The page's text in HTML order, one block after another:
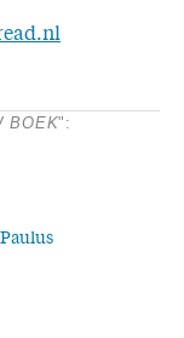
BOEK":